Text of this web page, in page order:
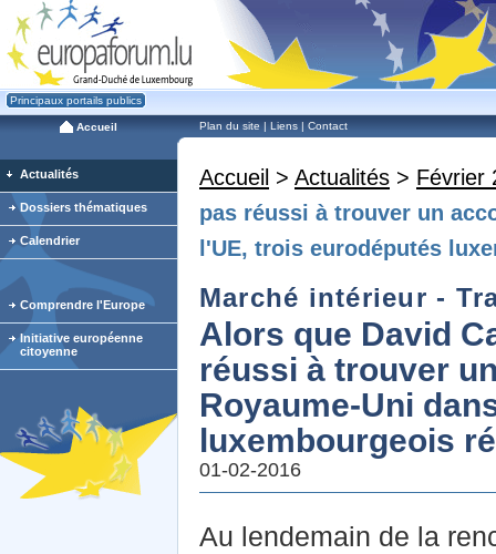
Principaux portails publics
Accueil Plan du site | Liens | Contact
Accueil > Actualités > Février
pas réussi à trouver un
l'UE, trois eurodéputés
Marché intérieur -
Alors que David
réussi à trouver
Royaume-Uni
luxembourgeois
01-02-2016
Au lendemain de la
Actualités
Dossiers thématiques
Calendrier
Comprendre l'Europe
Initiative européenne
citoyenne